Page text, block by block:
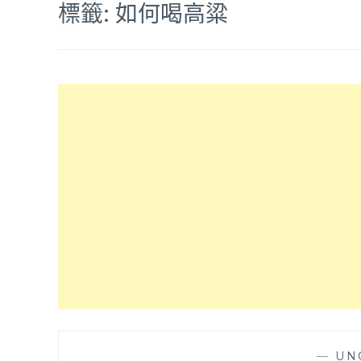
標籤: 如何喝高粱
—